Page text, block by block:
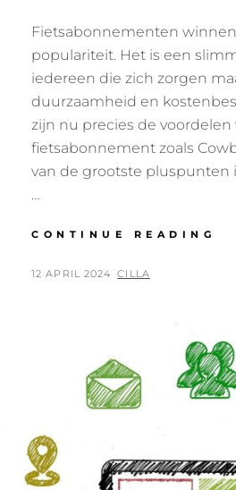
Fietsabonnementen
populariteit. Het is een
iedereen die zich zorgen
duurzaamheid en
zijn nu precies de voordelen
fietsabonnement zoals
van de grootste pluspunten
…
CONTINUE READING
POSTED
12 APRIL 2024 BY
CILLA